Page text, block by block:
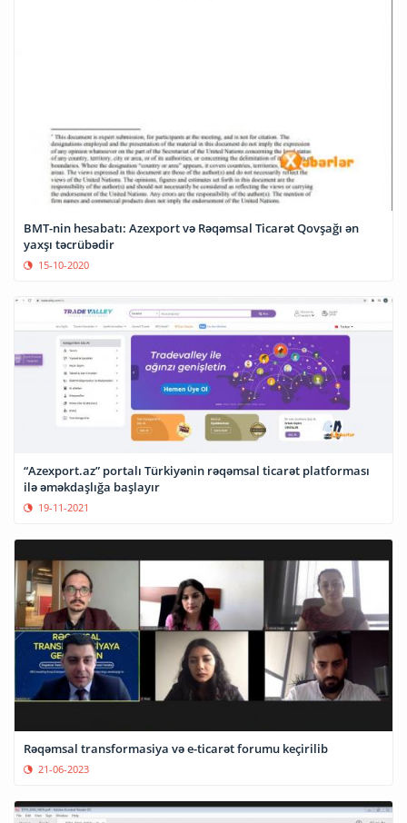
BMT-nin hesabatı: Azexport və Rəqəmsal Ticarət Qovşağı ən
yaxşı təcrübədir
15-10-2020
“Azexport.az” portalı Türkiyənin rəqəmsal ticarət platforması
ilə əməkdaşlığa başlayır
19-11-2021
Rəqəmsal transformasiya və e-ticarət forumu keçirilib
21-06-2023